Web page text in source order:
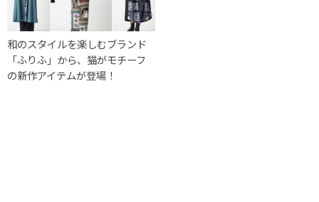
和のスタイルを楽しむブランド
「ふりふ」から、猫がモチーフ
の新作アイテムが登場！